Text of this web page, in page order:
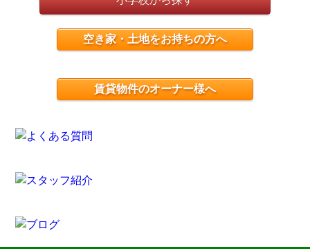
空き家・土地をお持ちの方へ
賃貸物件のオーナー様へ